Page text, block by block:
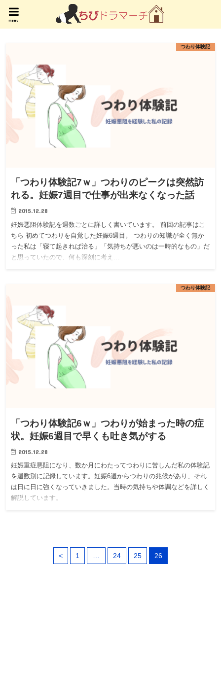
menu
つわり体験記
「つわり体験記7ｗ」つわりのピークは突然訪
れる。妊娠7週目で仕事が出来なくなった話
2015.12.28
妊娠悪阻体験記を週数ごとに詳しく書いています。 前回の記事はこ
ちら 初めてつわりを自覚した妊娠6週目。 つわりの知識が全く無か
った私は「寝て起きれば治る」「気持ちが悪いのは一時的なもの」だ
と思っていたので、何も深刻に考え…
つわり体験記
「つわり体験記6ｗ」つわりが始まった時の症
状。妊娠6週目で早くも吐き気がする
2015.12.28
妊娠重症悪阻になり、数か月にわたってつわりに苦しんだ私の体験記
を週数別に記録しています。妊娠6週からつわりの兆候があり、それ
は日に日に強くなっていきました。当時の気持ちや体調などを詳しく
解説しています。
< 1 24 25 26